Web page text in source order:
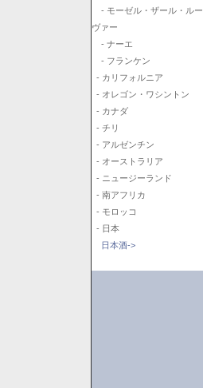
- モーゼル・ザール・ルー
ヴァー
- ナーエ
- フランケン
- カリフォルニア
- オレゴン・ワシントン
- カナダ
- チリ
- アルゼンチン
- オーストラリア
- ニュージーランド
- 南アフリカ
- モロッコ
- 日本
日本酒->